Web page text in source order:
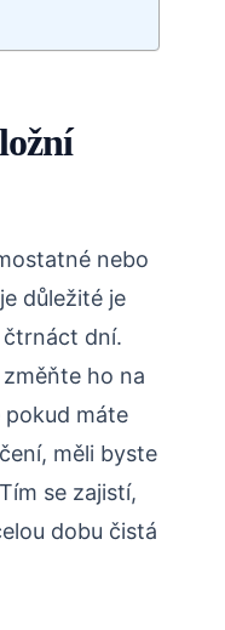
nebo
důležité je
čtrnáct dní.
ho na
pokud máte
měli byste
se zajistí,
dobu čistá